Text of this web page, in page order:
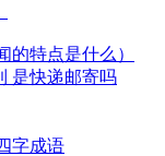
的特点是什么）
是快递邮寄吗
字成语